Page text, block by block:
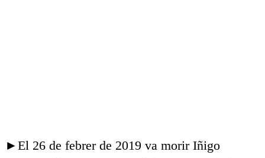
►El 26 de febrer de 2019 va morir Iñigo